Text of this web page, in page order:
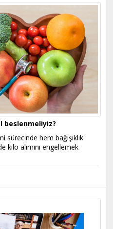
beslenmeliyiz?
hem bağışıklık
alımını engellemek